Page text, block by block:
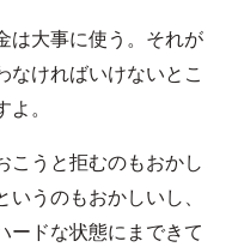
は大事に使う。それが
なければいけないとこ
。
こうと拒むのもおかし
うのもおかしいし、
ードな状態にまできて